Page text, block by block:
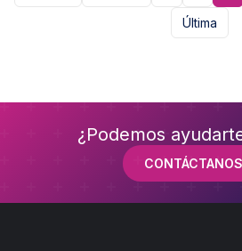
Última
¿Podemos
CONTÁCTANOS